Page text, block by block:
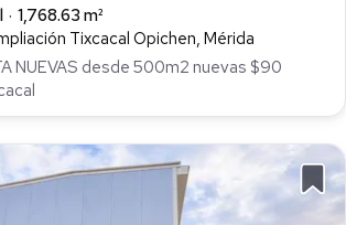
1,768.63 m²
Tixcacal Opichen, Mérida
NUEVAS desde 500m2 nuevas $90